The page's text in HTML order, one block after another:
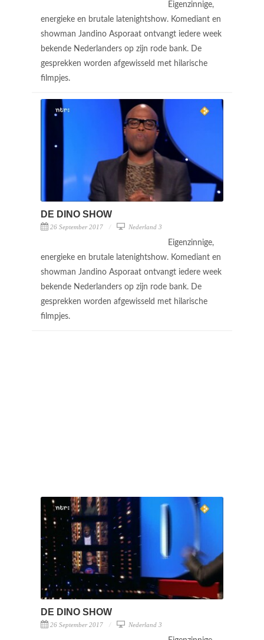
Eigenzinnige,
energieke en brutale latenightshow. Komediant en
showman Jandino Asporaat ontvangt iedere week
bekende Nederlanders op zijn rode bank. De
gesprekken worden afgewisseld met hilarische
filmpjes.
DE DINO SHOW
26 September 2017 Nederland 3
Eigenzinnige,
energieke en brutale latenightshow. Komediant en
showman Jandino Asporaat ontvangt iedere week
bekende Nederlanders op zijn rode bank. De
gesprekken worden afgewisseld met hilarische
filmpjes.
DE DINO SHOW
26 September 2017 Nederland 3